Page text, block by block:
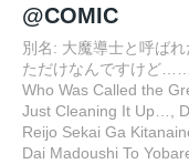
@COMIC
別名: 大魔導士と呼ば
ただけなんですけど
Who Was Called the
Just Cleaning It Up…,
Reijo Sekai Ga
Dai Madoushi To